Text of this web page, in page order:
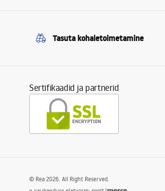
Tasuta kohaletoimetamine
Sertifikaadid ja partnerid
© Rea 2026. All Right Reserved.